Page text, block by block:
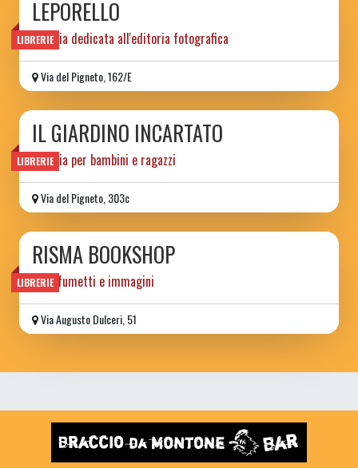
LIBRERIE
LEPORELLO
libreria dedicata all'editoria fotografica
Via del Pigneto, 162/E
LIBRERIE
IL GIARDINO INCARTATO
libreria per bambini e ragazzi
Via del Pigneto, 303c
LIBRERIE
RISMA BOOKSHOP
libri, fumetti e immagini
Via Augusto Dulceri, 51